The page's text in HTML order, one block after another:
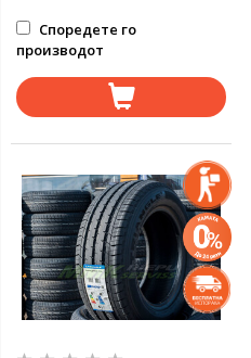
Споредете го
производот